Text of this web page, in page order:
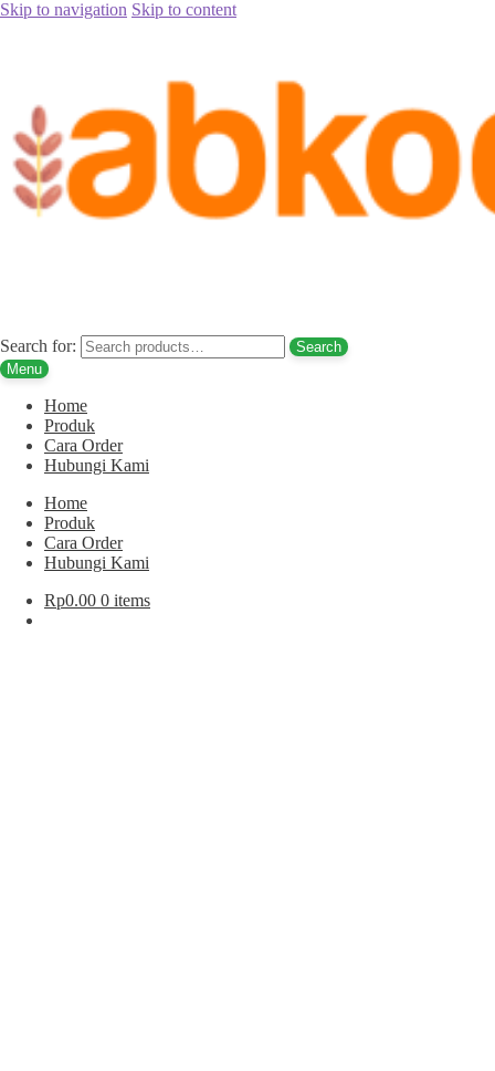
Skip to navigation Skip to content
Search for:
Search
Menu
Home
Produk
Cara Order
Hubungi Kami
Home
Produk
Cara Order
Hubungi Kami
Rp0.00 0 items
Kurma Tunisia Palm Fruit 500gr (Kurma Tangkai)